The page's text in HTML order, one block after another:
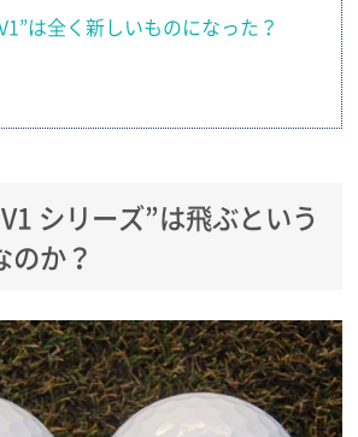
は全く新しいものになった？
シリーズ”は飛ぶという
のか？